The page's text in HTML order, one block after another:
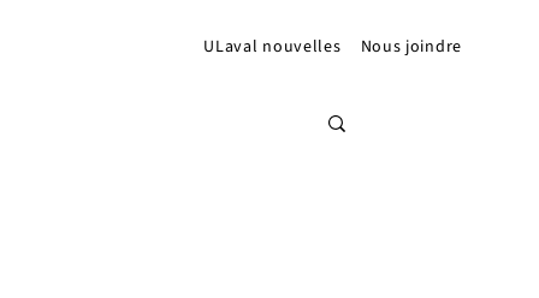
ULaval nouvelles Nous joindre